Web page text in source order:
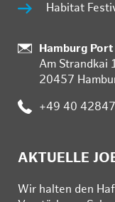
Habitat
:
Hamburg
Am Strandkai
20457
: +49 40
AKTUELLE
Wir hal­ten den